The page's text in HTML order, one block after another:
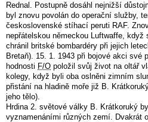
Rednal. Postupně dosáhl nejnižší
byl znovu povolán do operační služby,
československé stíhací peruti RAF.
nepřátelskou německou Luftwaffe, když
chránil britské bombardéry při jejich
Bretaň). 15. 1. 1943 při bojové akci své
hodnosti F/O položil svůj život na oltář
kolegy, když byli oba oslněni zimním
přistání na hladině moře již B.
jeho tělo).
Hrdina 2. světové války B. Krátkoruký
vyznamenáními různých zemí. Dvakrát